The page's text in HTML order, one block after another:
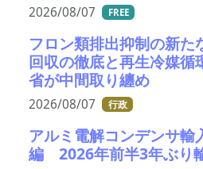
2026/08/07 FREE
フロン類排出抑制の新た
回収の徹底と再生冷媒
省が中間取り纏め
2026/08/07 行政
アルミ電解コンデンサ
編 2026年前半3年ぶり